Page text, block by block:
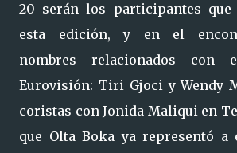
20 serán los participantes que
esta edición, y en el
nombres relacionados con
Eurovisión: Tiri Gjoci y Wendy
coristas con Jonida Maliqui en
que Olta Boka ya representó